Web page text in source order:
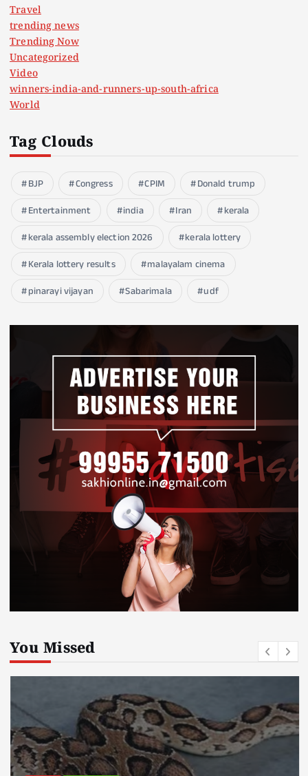
Travel
trending news
Trending Now
Uncategorized
Video
winners-india-and-runners-up-south-africa
World
Tag Clouds
BJP Congress CPIM
Donald trump
Entertainment
india Iran
kerala
kerala assembly election 2026
kerala lottery
Kerala lottery results
malayalam cinema
pinarayi vijayan
Sabarimala udf
You Missed